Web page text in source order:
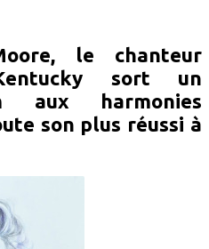
le chanteur
sort un
aux harmonies
son plus réussi à